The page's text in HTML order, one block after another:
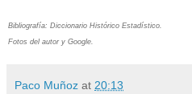
Bibliografía: Diccionario Histórico Estadístico.
Fotos del autor y Google.
Paco Muñoz at 20:13